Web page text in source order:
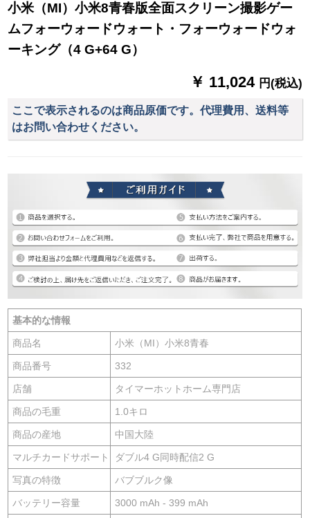
小米（MI）小米8青春版全面スクリーン撮影ゲー
ムフォーウォードウォート・フォーウォードウォ
ーキング（4 G+64 G）
￥ 11,024 円(税込)
ここで表示されるのは商品原価です。代理費用、送料等
はお問い合わせください。
基本的な情報
商品名 小米（MI）小米8青春
商品番号 332
店舗 タイマーホットホーム専門店
商品の毛重 1.0キロ
商品の産地 中国大陸
マルチカードサポート ダブル4 G同時配信2 G
写真の特徴 バブブルク像
バッテリー容量 3000 mAh - 399 mAh